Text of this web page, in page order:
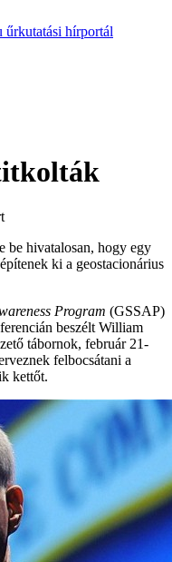
be hivatalosan, hogy egy
ki a geostacionárius
Program (GSSAP)
beszélt William
tábornok, február 21-
felbocsátani a
kettőt.